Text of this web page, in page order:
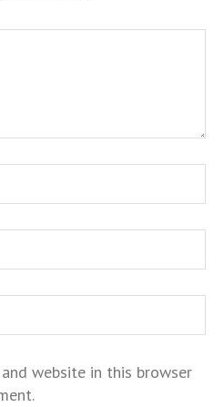
and website in this browser